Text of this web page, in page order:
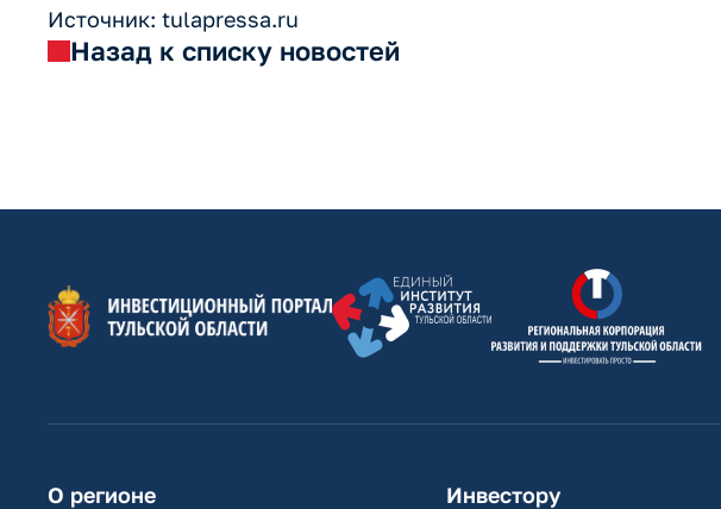
Источник: tulapressa.ru
Назад к списку новостей
О регионе Инвестору